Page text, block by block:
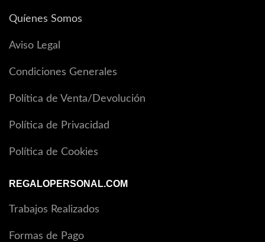
Quíenes Somos
Aviso Legal
Condiciones Generales
Política de Venta/Devolución
Política de Privacidad
Política de Cookies
REGALOPERSONAL.COM
Trabajos Realizados
Formas de Pago